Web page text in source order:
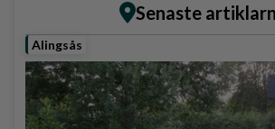
Senaste
Alingsås